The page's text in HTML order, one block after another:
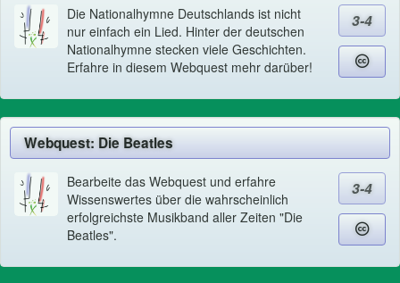
Die Nationalhymne Deutschlands ist nicht
nur einfach ein Lied. Hinter der deutschen
Nationalhymne stecken viele Geschichten.
Erfahre in diesem Webquest mehr darüber!
3-4
Webquest: Die Beatles
Bearbeite das Webquest und erfahre
Wissenswertes über die wahrscheinlich
erfolgreichste Musikband aller Zeiten "Die
Beatles".
3-4